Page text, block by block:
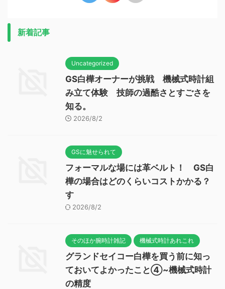
新着記事
Uncategorized
GS白樺オーナーが挑戦 機械式時計組
み立て体験 技師の過酷さとすごさを
知る。
2026/8/2
GSに魅せられて
フォーマルな場には革ベルト！ GS白
樺の場合はどのくらいコストかかる？
す
2026/8/2
そのほか腕時計雑記 機械式時計あれこれ
グランドセイコー白樺を買う前に知っ
ておいてよかったこと④~機械式時計
の精度